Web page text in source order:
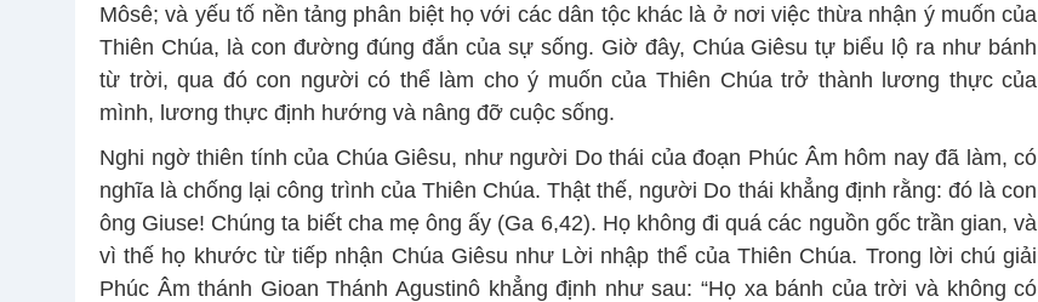
Môsê; và yếu tố nền tảng phân biệt họ với các dân tộc khác là ở nơi việc thừa nhận ý muốn của
Thiên Chúa, là con đường đúng đắn của sự sống. Giờ đây, Chúa Giêsu tự biểu lộ ra như bánh
từ trời, qua đó con người có thể làm cho ý muốn của Thiên Chúa trở thành lương thực của
mình, lương thực định hướng và nâng đỡ cuộc sống.
Nghi ngờ thiên tính của Chúa Giêsu, như người Do thái của đoạn Phúc Âm hôm nay đã làm, có
nghĩa là chống lại công trình của Thiên Chúa. Thật thế, người Do thái khẳng định rằng: đó là con
ông Giuse! Chúng ta biết cha mẹ ông ấy (Ga 6,42). Họ không đi quá các nguồn gốc trần gian, và
vì thế họ khước từ tiếp nhận Chúa Giêsu như Lời nhập thể của Thiên Chúa. Trong lời chú giải
Phúc Âm thánh Gioan Thánh Agustinô khẳng định như sau: “Họ xa bánh của trời và không có